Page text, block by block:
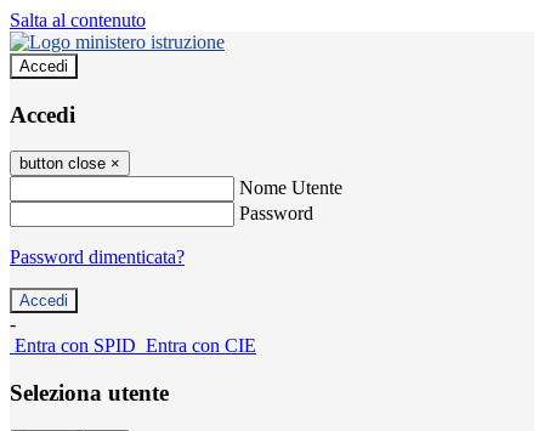
Salta al contenuto
Accedi
Accedi
button close ×
Nome Utente
Password
Password dimenticata?
-
Entra con SPID Entra con CIE
Seleziona utente